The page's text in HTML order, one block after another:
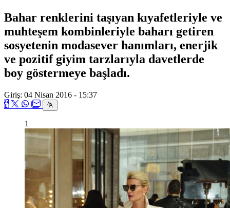
Bahar renklerini taşıyan kıyafetleriyle ve
muhteşem kombinleriyle baharı getiren
sosyetenin modasever hanımları, enerjik
ve pozitif giyim tarzlarıyla davetlerde
boy göstermeye başladı.
Giriş: 04 Nisan 2016 - 15:37
1